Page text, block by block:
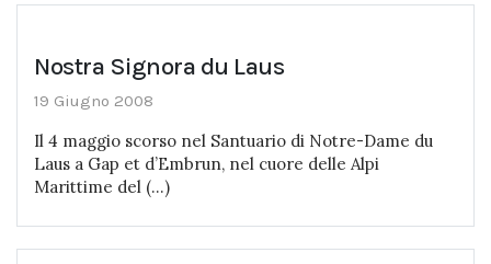
Nostra Signora du Laus
19 Giugno 2008
Il 4 maggio scorso nel Santuario di Notre-Dame du
Laus a Gap et d’Embrun, nel cuore delle Alpi
Marittime del (...)